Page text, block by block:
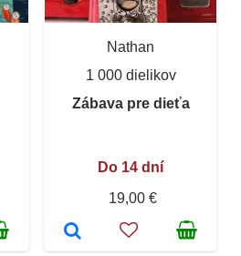
Nathan
1 000 dielikov
Zábava pre dieťa
Do 14 dní
19,00 €